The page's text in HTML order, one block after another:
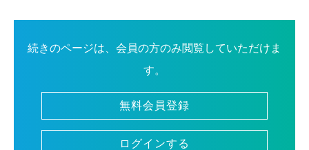
続きのページは、会員の方のみ閲覧していただけま
す。
無料会員登録
ログインする